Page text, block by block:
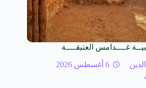
غــــدامس العتيقــــة
6 أغسطس 2026